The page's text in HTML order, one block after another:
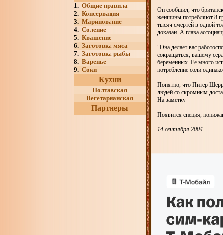
1. Общие правила
2. Консервация
3. Маринование
4. Соление
5. Квашение
6. Заготовка мяса
7. Заготовка рыбы
8. Варенье
9. Соки
Кухни
Полтавская
Вегетарианская
Партнеры
Он сообщил, что
женщины потребляют 8
тысяч смертей в одной
доказан. А глава
"Она делает вас
сокращаться, вашему
беременных. Ее много
потребление соли
Понятно, что Питер
людей со скромным
На заметку
Появится специя,
14 сентября 2004